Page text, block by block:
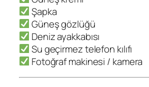
Şapka
Güneş gözlüğü
Deniz ayakkabısı
Su geçirmez telefon kılıfı
Fotoğraf makinesi / kamera